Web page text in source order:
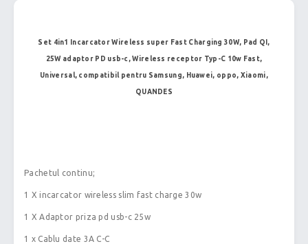
Set 4in1 Incarcator Wireless super Fast Charging 30W, Pad QI,
25W adaptor PD usb-c, Wireless receptor Typ-C 10w Fast,
Universal, compatibil pentru Samsung, Huawei, oppo, Xiaomi,
QUANDES
Pachetul continu;
1 X incarcator wireless slim fast charge 30w
1 X Adaptor priza pd usb-c 25w
1 x Cablu date 3A C-C